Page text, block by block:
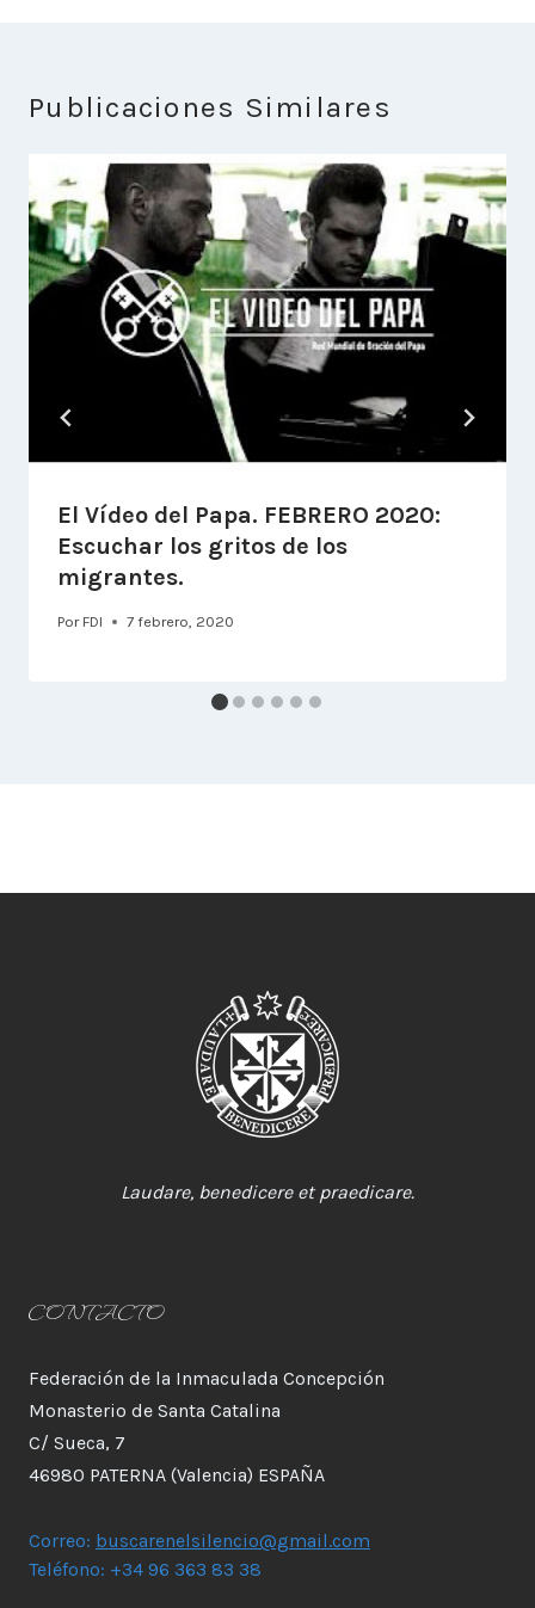
Publicaciones Similares
El Vídeo del Papa. FEBRERO 2020:
Escuchar los gritos de los
migrantes.
Por FDI 7 febrero, 2020
Laudare, benedicere et praedicare.
CONTACTO
Federación de la Inmaculada Concepción
Monasterio de Santa Catalina
C/ Sueca, 7
46980 PATERNA (Valencia) ESPAÑA
Correo: buscarenelsilencio@gmail.com
Teléfono: +34 96 363 83 38